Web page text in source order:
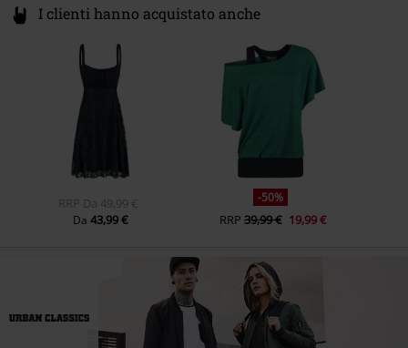
I clienti hanno acquistato anche
RRP Da 49,99 €
Da 43,99 €
-50%
RRP 39,99 € 19,99 €